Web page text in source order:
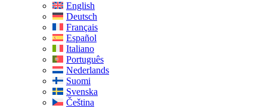
English
Deutsch
Français
Español
Italiano
Português
Nederlands
Suomi
Svenska
Čeština